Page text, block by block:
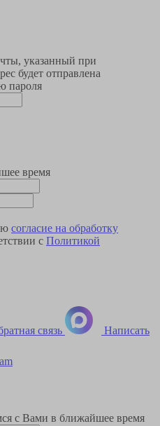
указанный при
будет отправлена
пароля
время
согласие на обработку
с Политикой
связь Написать
с Вами в ближайшее время